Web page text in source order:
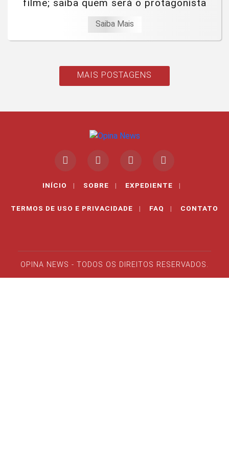
filme; saiba quem será o protagonista
Saiba Mais
MAIS POSTAGENS
INÍCIO | SOBRE | EXPEDIENTE |
TERMOS DE USO E PRIVACIDADE | FAQ | CONTATO
OPINA NEWS - TODOS OS DIREITOS RESERVADOS.